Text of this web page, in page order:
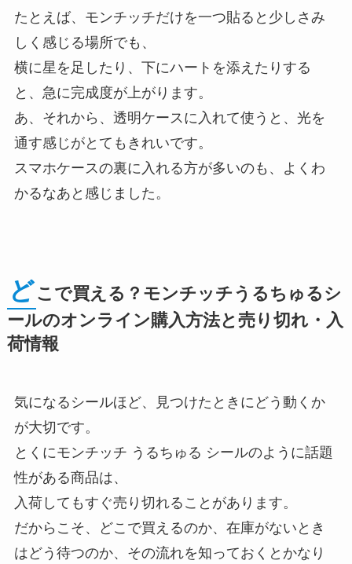
たとえば、モンチッチだけを一つ貼ると少しさみ
しく感じる場所でも、
横に星を足したり、下にハートを添えたりする
と、急に完成度が上がります。
あ、それから、透明ケースに入れて使うと、光を
通す感じがとてもきれいです。
スマホケースの裏に入れる方が多いのも、よくわ
かるなあと感じました。
どこで買える？モンチッチうるちゅるシ
ールのオンライン購入方法と売り切れ・入
荷情報
気になるシールほど、見つけたときにどう動くか
が大切です。
とくにモンチッチ うるちゅる シールのように話題
性がある商品は、
入荷してもすぐ売り切れることがあります。
だからこそ、どこで買えるのか、在庫がないとき
はどう待つのか、その流れを知っておくとかなり